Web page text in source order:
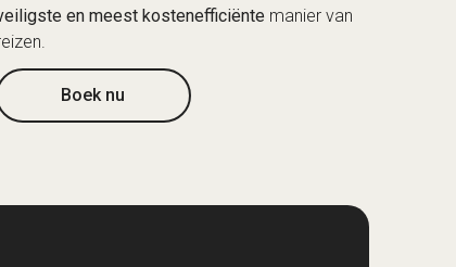
en meest kostenefficiënte manier van
Boek nu